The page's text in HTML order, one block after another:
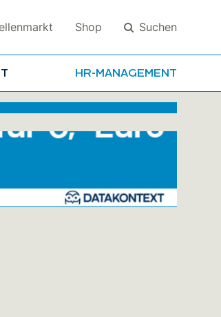
Shop Suchen
HR-MANAGEMENT